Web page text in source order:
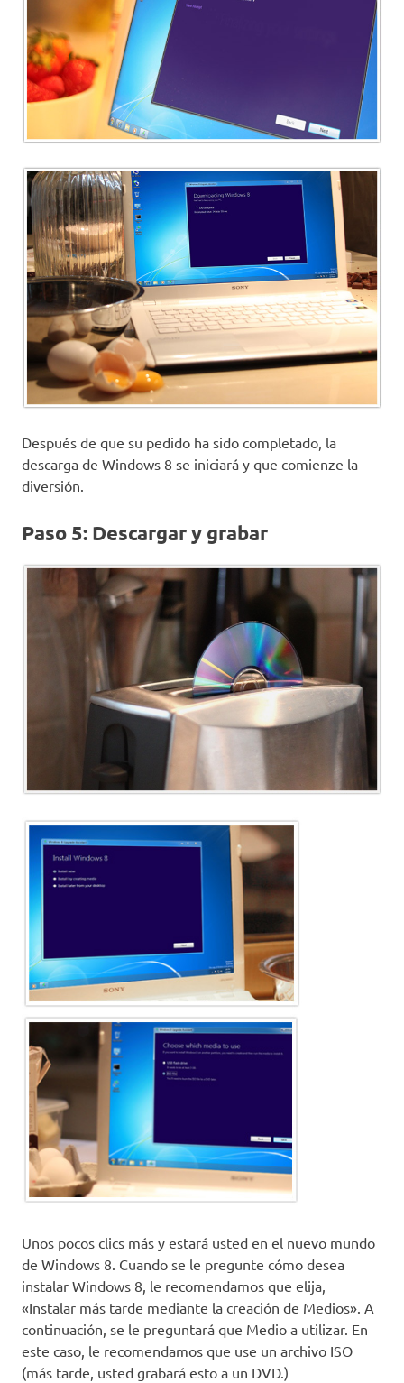
Después de que su pedido ha sido completado, la
descarga de Windows 8 se iniciará y que comienze la
diversión.
Paso 5: Descargar y grabar
Unos pocos clics más y estará usted en el nuevo mundo
de Windows 8. Cuando se le pregunte cómo desea
instalar Windows 8, le recomendamos que elija,
«Instalar más tarde mediante la creación de Medios». A
continuación, se le preguntará que Medio a utilizar. En
este caso, le recomendamos que use un archivo ISO
(más tarde, usted grabará esto a un DVD.)